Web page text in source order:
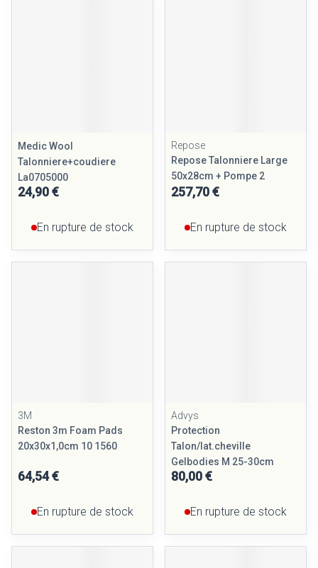
Medic Wool
Talonniere+coudiere
La0705000
24,90 €
En rupture de stock
Repose
Repose Talonniere Large
50x28cm + Pompe 2
257,70 €
En rupture de stock
3M
Reston 3m Foam Pads
20x30x1,0cm 10 1560
64,54 €
En rupture de stock
Advys
Protection
Talon/lat.cheville
Gelbodies M 25-30cm
80,00 €
En rupture de stock